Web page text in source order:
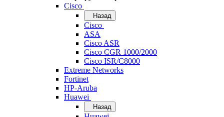
Cisco
Назад
Cisco
ASA
Cisco ASR
Cisco CGR 1000/2000
Cisco ISR/С8000
Extreme Networks
Fortinet
HP-Aruba
Huawei
Назад